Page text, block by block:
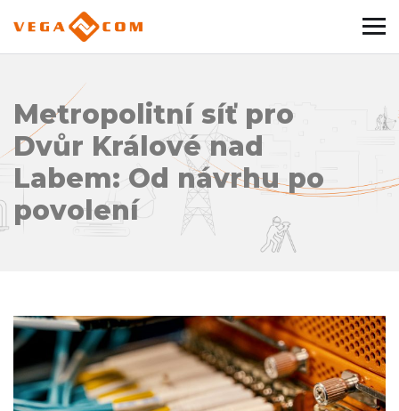
Metropolitní síť pro
Dvůr Králové nad
Labem: Od návrhu po
povolení